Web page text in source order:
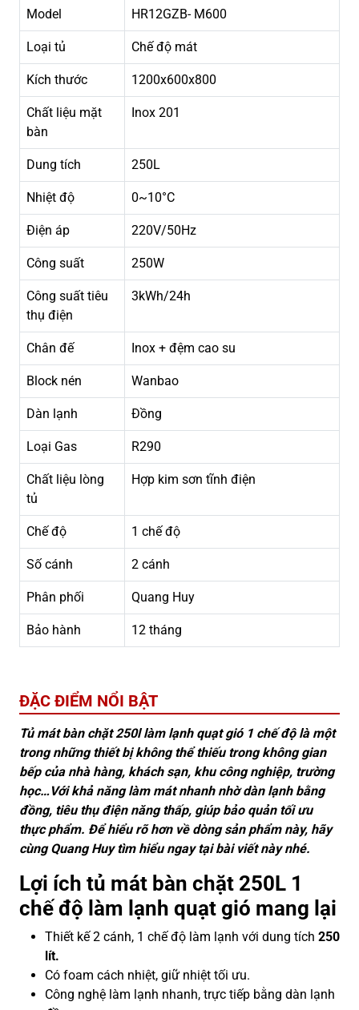
Model HR12GZB- M600
Loại tủ Chế độ mát
Kích thước 1200x600x800
Chất liệu mặt
bàn
Inox 201
Dung tích 250L
Nhiệt độ 0~10°C
Điện áp 220V/50Hz
Công suất 250W
Công suất tiêu
thụ điện
3kWh/24h
Chân đế Inox + đệm cao su
Block nén Wanbao
Dàn lạnh Đồng
Loại Gas R290
Chất liệu lòng
tủ
Hợp kim sơn tĩnh điện
Chế độ 1 chế độ
Số cánh 2 cánh
Phân phối Quang Huy
Bảo hành 12 tháng
ĐẶC ĐIỂM NỔI BẬT
Tủ mát bàn chặt 250l làm lạnh quạt gió 1 chế độ là một
trong những thiết bị không thể thiếu trong không gian
bếp của nhà hàng, khách sạn, khu công nghiệp, trường
học…Với khả năng làm mát nhanh nhờ dàn lạnh bằng
đồng, tiêu thụ điện năng thấp, giúp bảo quản tối ưu
thực phẩm. Để hiểu rõ hơn về dòng sản phẩm này, hãy
cùng Quang Huy tìm hiểu ngay tại bài viết này nhé.
Lợi ích tủ mát bàn chặt 250L 1
chế độ làm lạnh quạt gió mang lại
Thiết kế 2 cánh, 1 chế độ làm lạnh với dung tích 250
lít.
Có foam cách nhiệt, giữ nhiệt tối ưu.
Công nghệ làm lạnh nhanh, trực tiếp bằng dàn lạnh